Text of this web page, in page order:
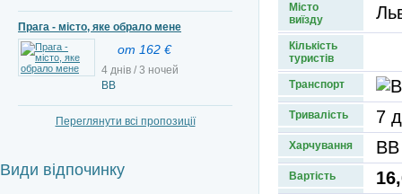
Місто
виїзду
Кількість
туристів
Транспорт
Тривалість 7
Харчування BB
Вартість
Прага - місто, яке обрало мене
от 162 €
4 днів / 3 ночей
ВВ
Переглянути всі пропозиції
Види відпочинку